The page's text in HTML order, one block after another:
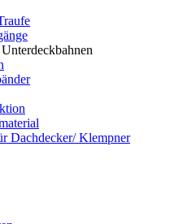
Dachdecker/ Klempner